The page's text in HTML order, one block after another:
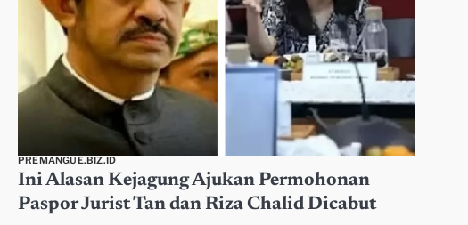
PREMANGUE.BIZ.ID
Ini Alasan Kejagung Ajukan Permohonan
Paspor Jurist Tan dan Riza Chalid Dicabut